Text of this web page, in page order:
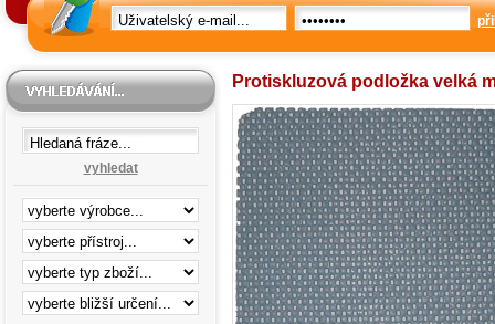
vyhledat
Protiskluzová podložka velká